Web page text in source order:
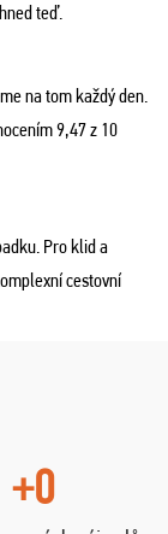
teď.
na tom každý den.
9,47 z 10
Pro klid a
cestovní
+0